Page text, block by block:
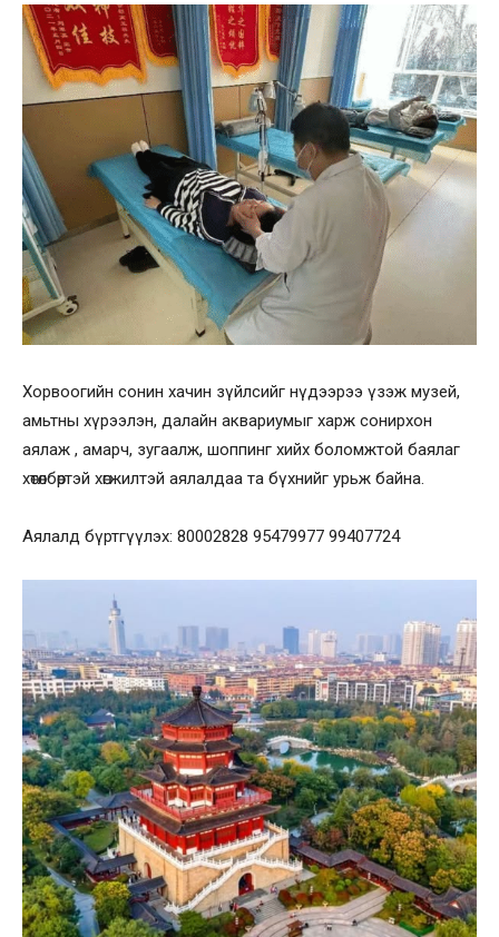
Хорвоогийн сонин хачин зүйлсийг нүдээрээ үзэж музей,
амьтны хүрээлэн, далайн аквариумыг харж сонирхон
аялаж , амарч, зугаалж, шоппинг хийх боломжтой баялаг
хөтөлбөртэй хөгжилтэй аялалдаа та бүхнийг урьж байна.
Аялалд бүртгүүлэх: 80002828 95479977 99407724